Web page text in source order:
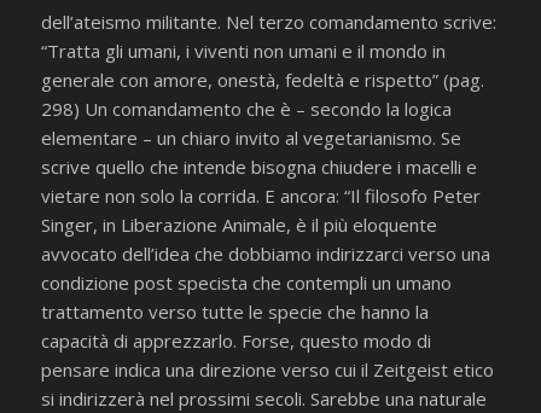
dell’ateismo militante. Nel terzo comandamento scrive:
“Tratta gli umani, i viventi non umani e il mondo in
generale con amore, onestà, fedeltà e rispetto” (pag.
298) Un comandamento che è – secondo la logica
elementare – un chiaro invito al vegetarianismo. Se
scrive quello che intende bisogna chiudere i macelli e
vietare non solo la corrida. E ancora: “Il filosofo Peter
Singer, in Liberazione Animale, è il più eloquente
avvocato dell’idea che dobbiamo indirizzarci verso una
condizione post specista che contempli un umano
trattamento verso tutte le specie che hanno la
capacità di apprezzarlo. Forse, questo modo di
pensare indica una direzione verso cui il Zeitgeist etico
si indirizzerà nel prossimi secoli. Sarebbe una naturale